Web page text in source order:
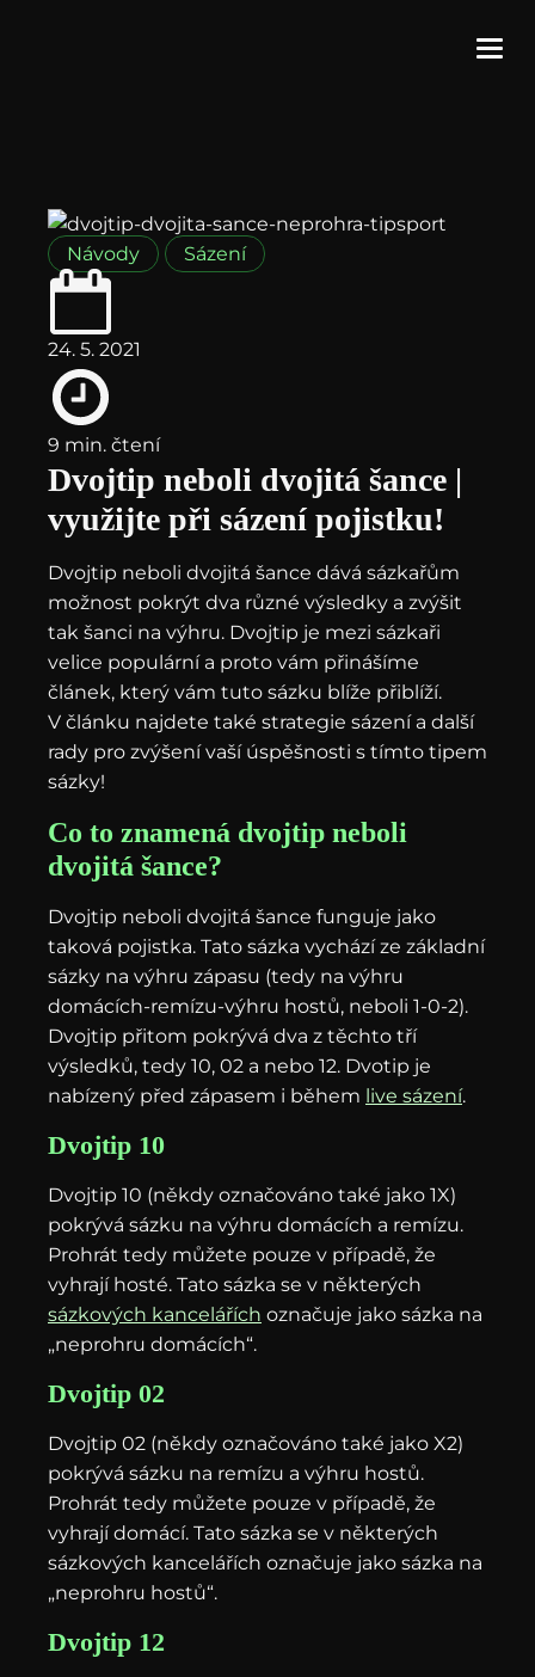
Návody Sázení
24. 5. 2021
9 min. čtení
Dvojtip neboli dvojitá šance |
využijte při sázení pojistku!
Dvojtip neboli dvojitá šance dává sázkařům
možnost pokrýt dva různé výsledky a zvýšit
tak šanci na výhru. Dvojtip je mezi sázkaři
velice populární a proto vám přinášíme
článek, který vám tuto sázku blíže přiblíží.
V článku najdete také strategie sázení a další
rady pro zvýšení vaší úspěšnosti s tímto tipem
sázky!
Co to znamená dvojtip neboli
dvojitá šance?
Dvojtip neboli dvojitá šance funguje jako
taková pojistka. Tato sázka vychází ze základní
sázky na výhru zápasu (tedy na výhru
domácích-remízu-výhru hostů, neboli 1-0-2).
Dvojtip přitom pokrývá dva z těchto tří
výsledků, tedy 10, 02 a nebo 12. Dvotip je
nabízený před zápasem i během live sázení.
Dvojtip 10
Dvojtip 10 (někdy označováno také jako 1X)
pokrývá sázku na výhru domácích a remízu.
Prohrát tedy můžete pouze v případě, že
vyhrají hosté. Tato sázka se v některých
sázkových kancelářích označuje jako sázka na
„neprohru domácích“.
Dvojtip 02
Dvojtip 02 (někdy označováno také jako X2)
pokrývá sázku na remízu a výhru hostů.
Prohrát tedy můžete pouze v případě, že
vyhrají domácí. Tato sázka se v některých
sázkových kancelářích označuje jako sázka na
„neprohru hostů“.
Dvojtip 12